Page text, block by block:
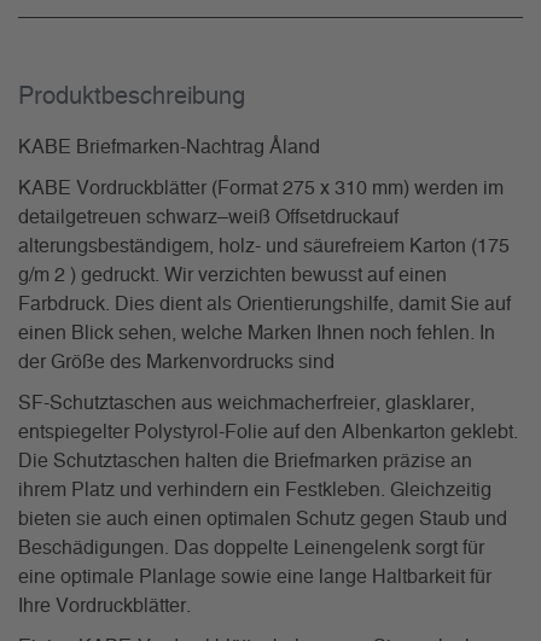
Produkt­beschreibung
KABE Briefmarken-Nachtrag Åland
KABE Vordruckblätter (Format 275 x 310 mm) werden im
detailgetreuen schwarz–weiß Offsetdruckauf
alterungsbeständigem, holz- und säurefreiem Karton (175
g/m 2 ) gedruckt. Wir verzichten bewusst auf einen
Farbdruck. Dies dient als Orientierungshilfe, damit Sie auf
einen Blick sehen, welche Marken Ihnen noch fehlen. In
der Größe des Markenvordrucks sind
SF-Schutztaschen aus weichmacherfreier, glasklarer,
entspiegelter Polystyrol-Folie auf den Albenkarton geklebt.
Die Schutztaschen halten die Briefmarken präzise an
ihrem Platz und verhindern ein Festkleben. Gleichzeitig
bieten sie auch einen optimalen Schutz gegen Staub und
Beschädigungen. Das doppelte Leinengelenk sorgt für
eine optimale Planlage sowie eine lange Haltbarkeit für
Ihre Vordruckblätter.